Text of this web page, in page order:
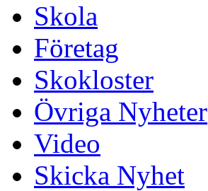
Skola
Företag
Skokloster
Övriga Nyheter
Video
Skicka Nyhet